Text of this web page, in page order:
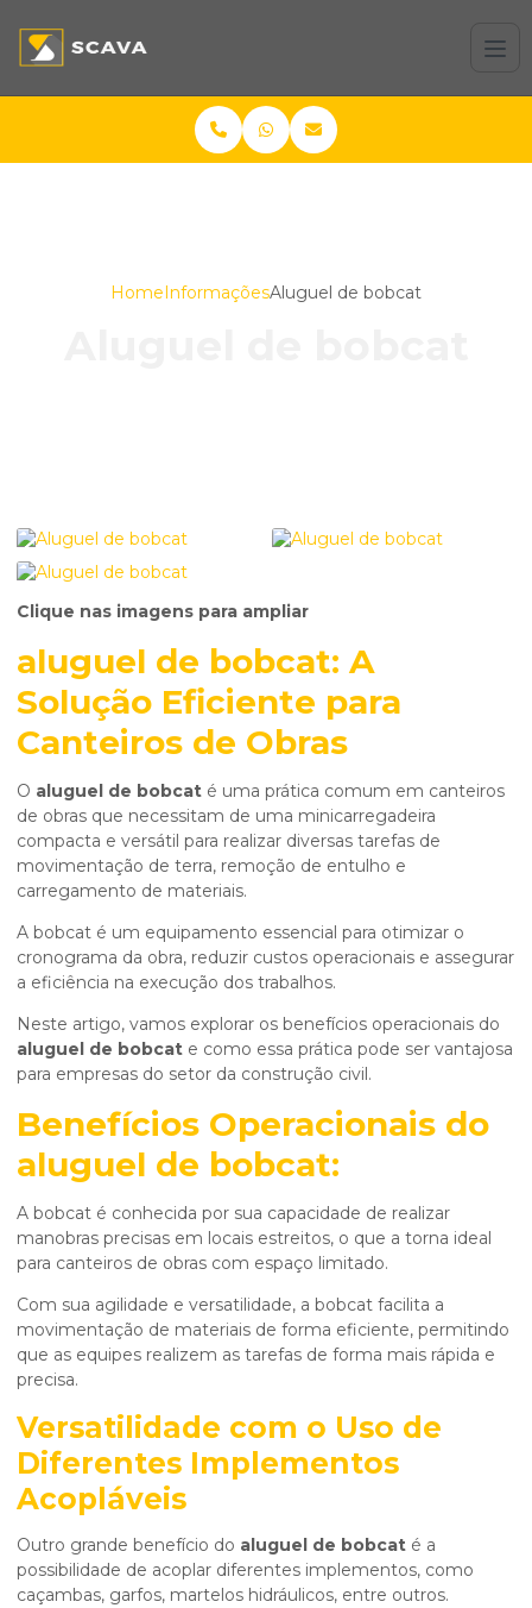
HomeInformaçõesAluguel de bobcat
Clique nas imagens para ampliar
aluguel de bobcat: A
Solução Eficiente para
Canteiros de Obras
O aluguel de bobcat é uma prática comum em canteiros
de obras que necessitam de uma minicarregadeira
compacta e versátil para realizar diversas tarefas de
movimentação de terra, remoção de entulho e
carregamento de materiais.
A bobcat é um equipamento essencial para otimizar o
cronograma da obra, reduzir custos operacionais e assegurar
a eficiência na execução dos trabalhos.
Neste artigo, vamos explorar os benefícios operacionais do
aluguel de bobcat e como essa prática pode ser vantajosa
para empresas do setor da construção civil.
Benefícios Operacionais do
aluguel de bobcat:
A bobcat é conhecida por sua capacidade de realizar
manobras precisas em locais estreitos, o que a torna ideal
para canteiros de obras com espaço limitado.
Com sua agilidade e versatilidade, a bobcat facilita a
movimentação de materiais de forma eficiente, permitindo
que as equipes realizem as tarefas de forma mais rápida e
precisa.
Versatilidade com o Uso de
Diferentes Implementos
Acopláveis
Outro grande benefício do aluguel de bobcat é a
possibilidade de acoplar diferentes implementos, como
caçambas, garfos, martelos hidráulicos, entre outros.